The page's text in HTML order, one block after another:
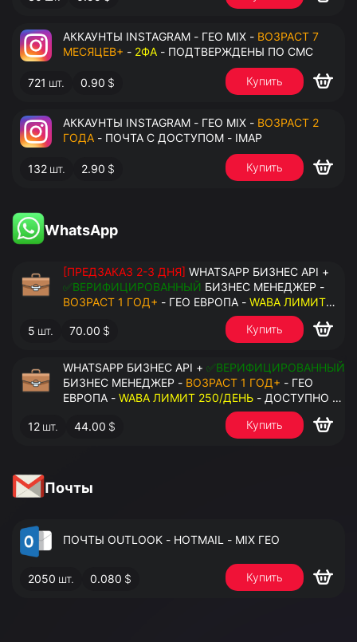
АККАУНТЫ INSTAGRAM - ГЕО MIX - ВОЗРАСТ 7
МЕСЯЦЕВ+ - 2ФА - ПОДТВЕРЖДЕНЫ ПО СМС
721 шт. 0.90 $ Купить
АККАУНТЫ INSTAGRAM - ГЕО MIX - ВОЗРАСТ 2
ГОДА - ПОЧТА С ДОСТУПОМ - IMAP
132 шт. 2.90 $ Купить
WhatsApp
[ПРЕДЗАКАЗ 2-3 ДНЯ] WHATSAPP БИЗНЕС API +
✅ВЕРИФИЦИРОВАННЫЙ БИЗНЕС МЕНЕДЖЕР -
ВОЗРАСТ 1 ГОД+ - ГЕО ЕВРОПА - WABA ЛИМИТ
- ДОСТУПНО К ПРИВЯЗКЕ ДО 20
НОМЕРОВ - ПРАВА АДМИНИСТРАТОРА
5 шт. 70.00 $ Купить
WHATSAPP БИЗНЕС API + ✅ВЕРИФИЦИРОВАННЫЙ
БИЗНЕС МЕНЕДЖЕР - ВОЗРАСТ 1 ГОД+ - ГЕО
ЕВРОПА - WABA ЛИМИТ 250/ДЕНЬ - ДОСТУПНО К
ПРИВЯЗКЕ ДО 2 НОМЕРОВ - ПРАВА
АДМИНИСТРАТОРА
12 шт. 44.00 $ Купить
Почты
ПОЧТЫ OUTLOOK - HOTMAIL - MIX ГЕО
2050 шт. 0.080 $ Купить